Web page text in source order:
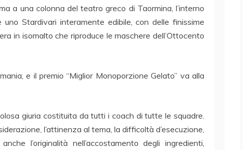
a una colonna del teatro greco di Taormina, l’interno
Stardivari interamente edibile, con delle finissime
in isomalto che riproduce le maschere dell’Ottocento
e il premio “Miglior Monoporzione Gelato” va alla
giuria costituita da tutti i coach di tutte le squadre.
l’attinenza al tema, la difficoltà d’esecuzione,
l’originalità nell’accostamento degli ingredienti,